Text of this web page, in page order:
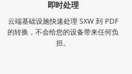
即时处理
云端基础设施快速处理 SXW 到 PDF
的转换，不会给您的设备带来任何负
担。